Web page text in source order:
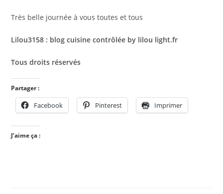
Très belle journée à vous toutes et tous
Lilou3158 : blog cuisine contrôlée by lilou light.fr
Tous droits réservés
Partager :
Facebook Pinterest Imprimer
J’aime ça :